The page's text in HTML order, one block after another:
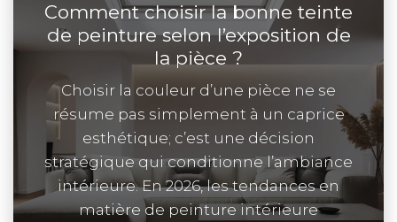
Comment choisir la bonne teinte
de peinture selon l’exposition de
la pièce ?
Choisir la couleur d’une pièce ne se
résume pas simplement à un caprice
esthétique; c’est une décision
stratégique qui conditionne l’ambiance
intérieure. En 2026, les tendances en
matière de peinture intérieure